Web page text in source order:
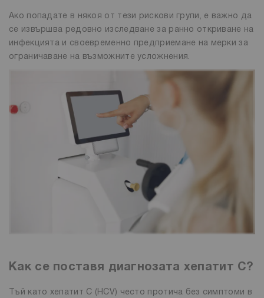
Ако попадате в някоя от тези рискови групи, е важно да
се извършва редовно изследване за ранно откриване на
инфекцията и своевременно предприемане на мерки за
ограничаване на възможните усложнения.
Как се поставя диагнозата хепатит С?
Тъй като хепатит C (HCV) често протича без симптоми в